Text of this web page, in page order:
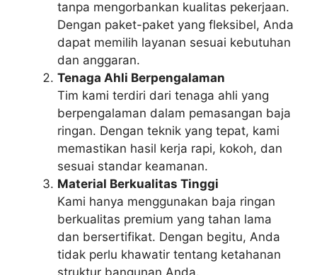
tanpa mengorbankan kualitas pekerjaan.
Dengan paket-paket yang fleksibel, Anda
dapat memilih layanan sesuai kebutuhan
dan anggaran.
Tenaga Ahli Berpengalaman
Tim kami terdiri dari tenaga ahli yang
berpengalaman dalam pemasangan baja
ringan. Dengan teknik yang tepat, kami
memastikan hasil kerja rapi, kokoh, dan
sesuai standar keamanan.
Material Berkualitas Tinggi
Kami hanya menggunakan baja ringan
berkualitas premium yang tahan lama
dan bersertifikat. Dengan begitu, Anda
tidak perlu khawatir tentang ketahanan